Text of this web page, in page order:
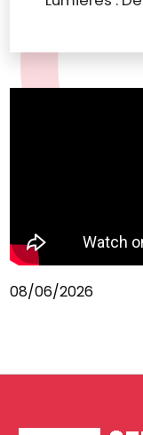
08/06/2026